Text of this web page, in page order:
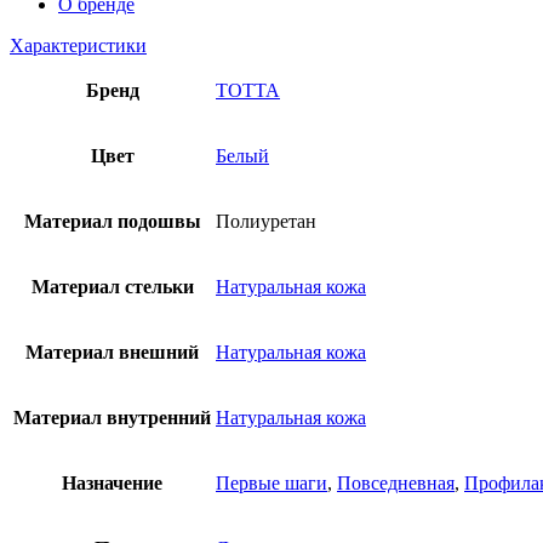
Характеристики
Бренд ТОТТА
Цвет Белый
Материал подошвы Полиуретан
Материал стельки Натуральная кожа
Материал внешний Натуральная кожа
Материал внутренний Натуральная кожа
Назначение Первые шаги, Повседневная,